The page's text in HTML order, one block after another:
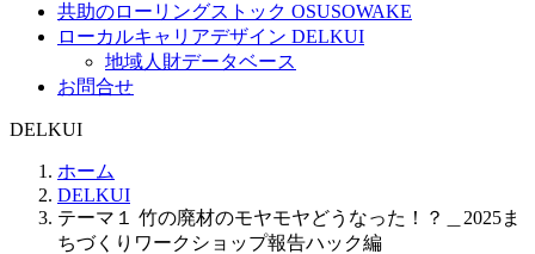
共助のローリングストック OSUSOWAKE
ローカルキャリアデザイン DELKUI
地域人財データベース
お問合せ
DELKUI
ホーム
DELKUI
テーマ１ 竹の廃材のモヤモヤどうなった！？＿2025ま
ちづくりワークショップ報告ハック編